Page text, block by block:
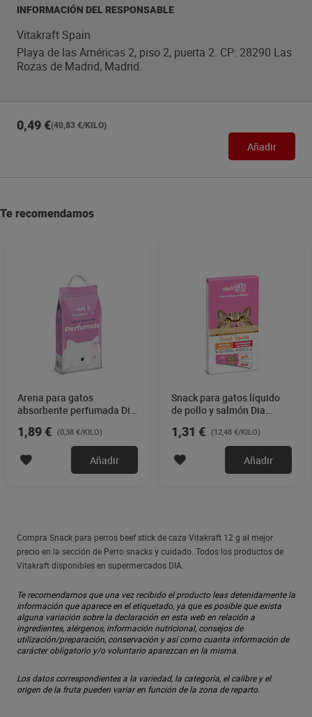
INFORMACIÓN DEL RESPONSABLE
Vitakraft Spain
Playa de las Américas 2, piso 2, puerta 2. CP: 28290 Las
Rozas de Madrid, Madrid.
0,49 €(40,83 €/KILO)
Añadir
Te recomendamos
Arena para gatos
absorbente perfumada Dia
1,89 € (0,38 €/KILO)
Añadir
Snack para gatos líquido
de pollo y salmón Dia
1,31 € (12,48 €/KILO)
Añadir
Compra Snack para perros beef stick de caza Vitakraft 12 g al mejor
precio en la sección de Perro snacks y cuidado. Todos los productos de
Vitakraft disponibles en supermercados DIA.
Te recomendamos que una vez recibido el producto leas detenidamente la
información que aparece en el etiquetado, ya que es posible que exista
alguna variación sobre la declaración en esta web en relación a
ingredientes, alérgenos, información nutricional, consejos de
utilización/preparación, conservación y así como cuanta información de
carácter obligatorio y/o voluntario aparezcan en la misma.
Los datos correspondientes a la variedad, la categoría, el calibre y el
origen de la fruta pueden variar en función de la zona de reparto.